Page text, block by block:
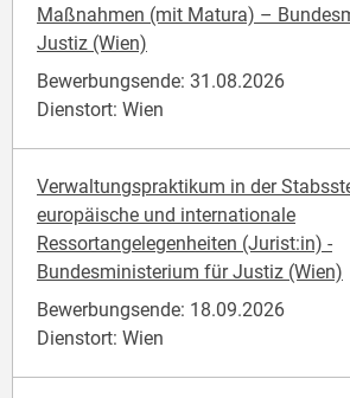
Maßnahmen (mit Matura) –
Justiz (Wien)
Bewerbungsende: 31.08.2026
Dienstort: Wien
Verwaltungspraktikum in der
europäische und internationale
Ressortangelegenheiten (Jurist:in) -
Bundesministerium für Justiz (Wien)
Bewerbungsende: 18.09.2026
Dienstort: Wien